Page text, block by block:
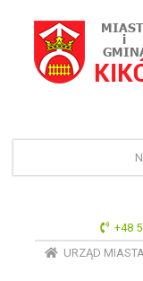
+48
URZĄD